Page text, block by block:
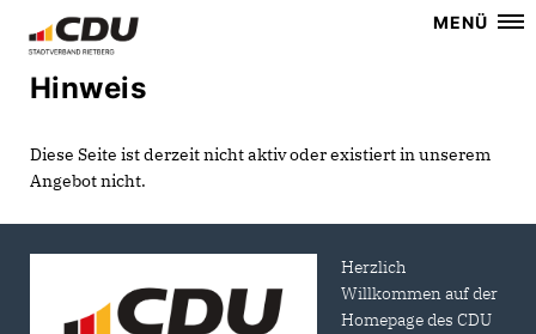
MENÜ
Hinweis
Diese Seite ist derzeit nicht aktiv oder existiert in unserem
Angebot nicht.
Herzlich
Willkommen auf der
Homepage des CDU